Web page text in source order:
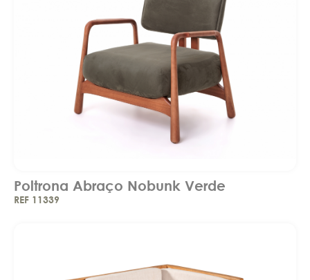
Poltrona Abraço Nobunk Verde
REF 11339